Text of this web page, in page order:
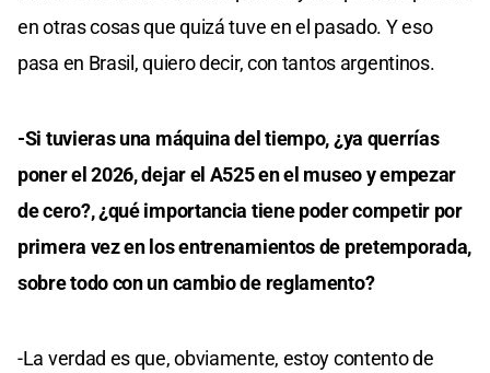
en otras cosas que quizá tuve en el pasado. Y eso
pasa en Brasil, quiero decir, con tantos argentinos.
-Si tuvieras una máquina del tiempo, ¿ya querrías
poner el 2026, dejar el A525 en el museo y empezar
de cero?, ¿qué importancia tiene poder competir por
primera vez en los entrenamientos de pretemporada,
sobre todo con un cambio de reglamento?
-La verdad es que, obviamente, estoy contento de